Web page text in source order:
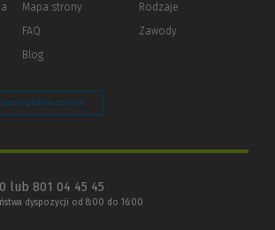
innejMapa strony
FAQ
Blog
Rodzaje
Zawody
plików cookie
lub 801 04 45 45
dyspozycji od 8:00 do 16:00